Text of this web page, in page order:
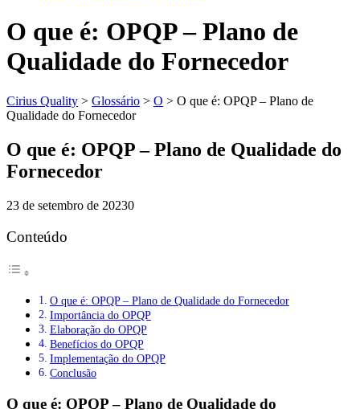
O que é: OPQP – Plano de
Qualidade do Fornecedor
Cirius Quality > Glossário > O > O que é: OPQP – Plano de
Qualidade do Fornecedor
O que é: OPQP – Plano de Qualidade do
Fornecedor
23 de setembro de 20230
Conteúdo
O que é: OPQP – Plano de Qualidade do Fornecedor
Importância do OPQP
Elaboração do OPQP
Benefícios do OPQP
Implementação do OPQP
Conclusão
O que é: OPQP – Plano de Qualidade do